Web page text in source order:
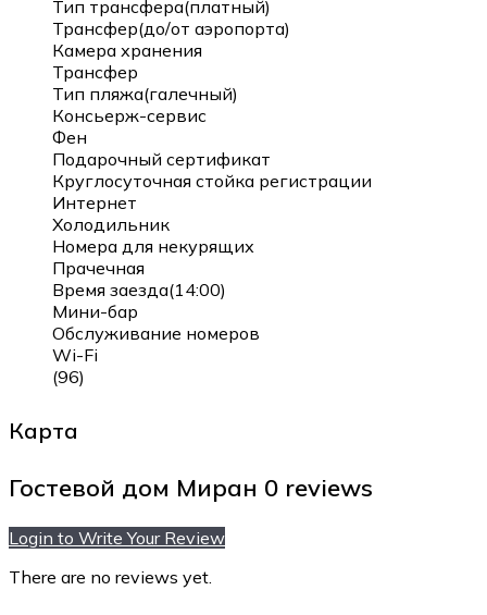
Тип трансфера(платный)
Трансфер(до/от аэропорта)
Камера хранения
Трансфер
Тип пляжа(галечный)
Консьерж-сервис
Фен
Подарочный сертификат
Круглосуточная стойка регистрации
Интернет
Холодильник
Номера для некурящих
Прачечная
Время заезда(14:00)
Мини-бар
Обслуживание номеров
Wi-Fi
(96)
Карта
Гостевой дом Миран 0 reviews
Login to Write Your Review
There are no reviews yet.